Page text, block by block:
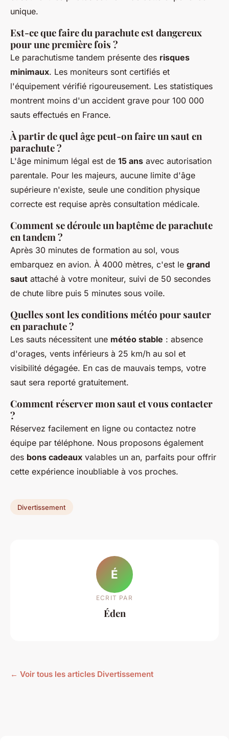
unique.
Est-ce que faire du parachute est dangereux
pour une première fois ?
Le parachutisme tandem présente des risques
minimaux. Les moniteurs sont certifiés et
l'équipement vérifié rigoureusement. Les statistiques
montrent moins d'un accident grave pour 100 000
sauts effectués en France.
À partir de quel âge peut-on faire un saut en
parachute ?
L'âge minimum légal est de 15 ans avec autorisation
parentale. Pour les majeurs, aucune limite d'âge
supérieure n'existe, seule une condition physique
correcte est requise après consultation médicale.
Comment se déroule un baptême de parachute
en tandem ?
Après 30 minutes de formation au sol, vous
embarquez en avion. À 4000 mètres, c'est le grand
saut attaché à votre moniteur, suivi de 50 secondes
de chute libre puis 5 minutes sous voile.
Quelles sont les conditions météo pour sauter
en parachute ?
Les sauts nécessitent une météo stable : absence
d'orages, vents inférieurs à 25 km/h au sol et
visibilité dégagée. En cas de mauvais temps, votre
saut sera reporté gratuitement.
Comment réserver mon saut et vous contacter
?
Réservez facilement en ligne ou contactez notre
équipe par téléphone. Nous proposons également
des bons cadeaux valables un an, parfaits pour offrir
cette expérience inoubliable à vos proches.
Divertissement
É
ECRIT PAR
Éden
← Voir tous les articles Divertissement